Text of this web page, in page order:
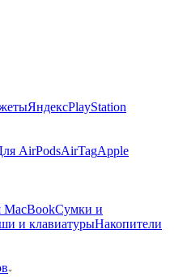
ЯндексPlayStation
AirPodsAirTagApple
MacBookСумки и
и клавиатурыНакопители